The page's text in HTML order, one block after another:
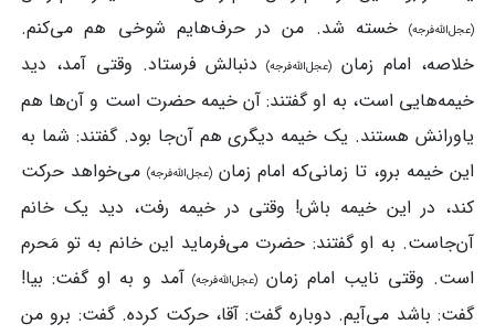
(عجل‌الله‌فرجه)
خسته شد. من در حرف‌هایم شوخی هم می‌کنم.
خلاصه، امام زمان (عجل‌الله‌فرجه)دنبالش فرستاد. وقتی آمد، دید
خیمه‌هایی است، به او گفتند: آن خیمه حضرت است و آن‌ها هم
یاورانش هستند. یک خیمه دیگر‌ی هم آن‌جا بود. گفتند: شما به
این خیمه برو، تا زمانی‌که امام زمان (عجل‌الله‌فرجه) می‌خواهد حرکت
کند، در این خیمه باش! وقتی در خیمه رفت، دید یک خانم
آن‌جاست. به او گفتند: حضرت می‌فرماید این خانم به تو مَحرم
است. وقتی نایب امام زمان (عجل‌الله‌فرجه)آمد و به او گفت: بیا!
گفت: باشد می‌آیم. دوباره گفت: آقا، حرکت کرده‌. گفت: برو من